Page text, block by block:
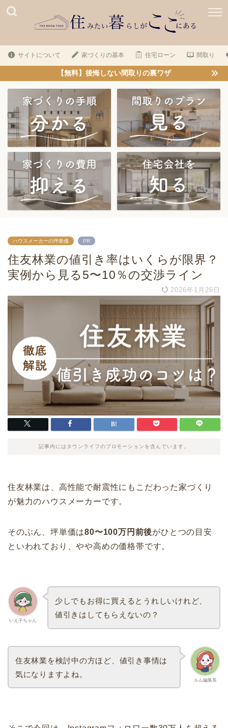
サイトについて 家づくりの基本 住宅ローン 間取り
【無料】後悔しない間取りの裏ワザ
ハウスメーカーの坪単価 PR
住友林業の値引き率はいくらが限界？
実例から見る5〜10％の交渉ライン
2026年1月26日
記事内にはタウンライフのプロモーションを含んでいます。
住友林業は、高性能で耐震性にもこだわった家づくり
が魅力のハウスメーカーです。
そのぶん、坪単価は80〜100万円前後がひとつの目安
といわれており、やや高めの価格帯です。
いえ子ちゃん
少しでもお得に買えるとうれしいけれど、
値引きはしてもらえないの？
ルム編集長
住友林業を検討中の方ほど、値引き事情は
気になりますよね。